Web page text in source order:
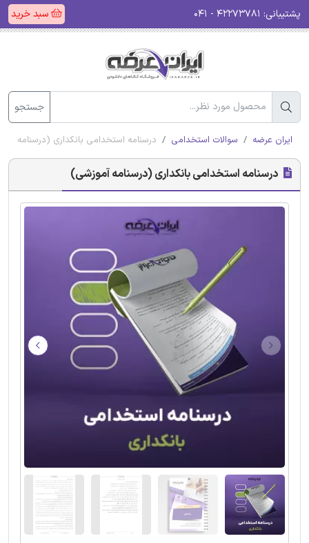
پشتیبانی: سبد خرید
جستجو
ایران عرضه سوالات استخدامی درسنامه استخدامی بانکداری (درسنامه
درسنامه استخدامی بانکداری (درسنامه آموزشی)